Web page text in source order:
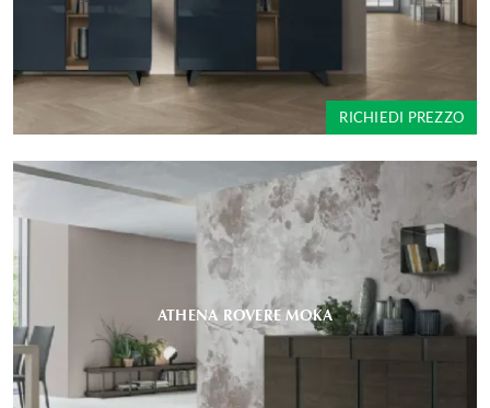
RICHIEDI PREZZO
ATHENA ROVERE MOKA